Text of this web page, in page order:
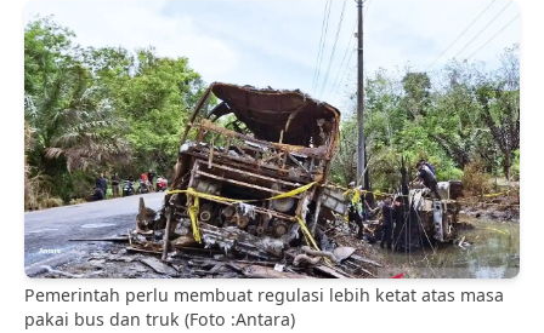
Pemerintah perlu membuat regulasi lebih ketat atas masa
pakai bus dan truk (Foto :Antara)